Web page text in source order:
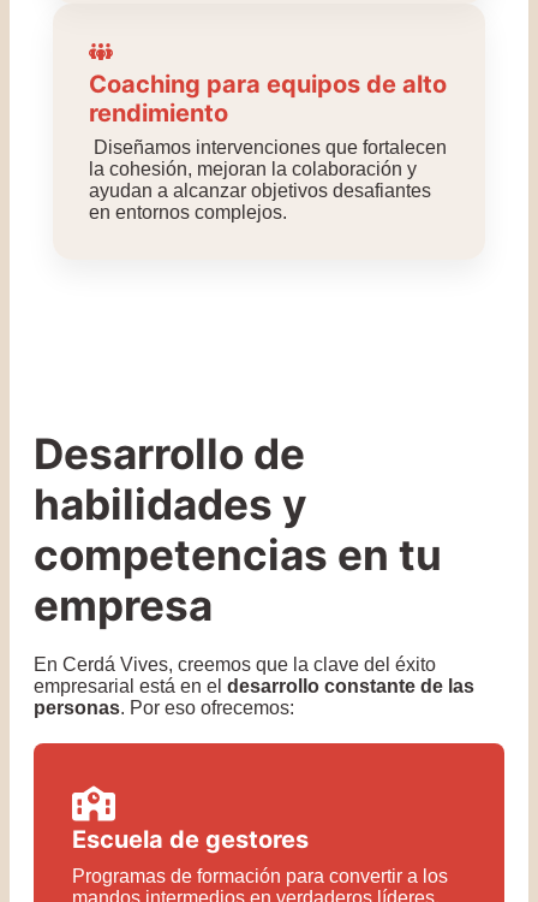
Coaching para equipos de alto
rendimiento
Diseñamos intervenciones que fortalecen
la cohesión, mejoran la colaboración y
ayudan a alcanzar objetivos desafiantes
en entornos complejos.
Desarrollo de
habilidades y
competencias en tu
empresa
En Cerdá Vives, creemos que la clave del éxito
empresarial está en el desarrollo constante de las
personas. Por eso ofrecemos:
Escuela de gestores
Programas de formación para convertir a los
mandos intermedios en verdaderos líderes.